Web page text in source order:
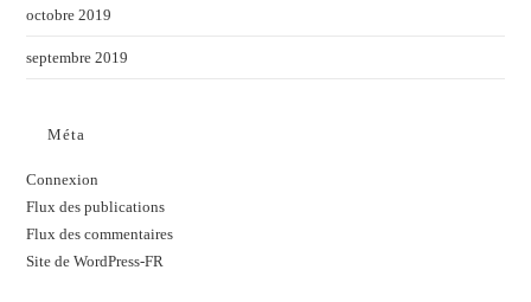
octobre 2019
septembre 2019
Méta
Connexion
Flux des publications
Flux des commentaires
Site de WordPress-FR